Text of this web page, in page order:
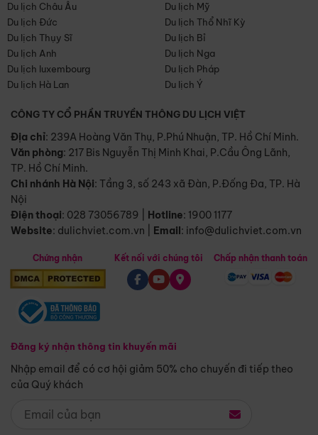
Du lịch Châu Âu
Du lịch Mỹ
Du lịch Đức
Du lịch Thổ Nhĩ Kỳ
Du lịch Thụy Sĩ
Du lịch Bỉ
Du lịch Anh
Du lịch Nga
Du lịch luxembourg
Du lịch Pháp
Du lịch Hà Lan
Du lịch Ý
CÔNG TY CỔ PHẦN TRUYỀN THÔNG DU LỊCH VIỆT
Địa chỉ: 239A Hoàng Văn Thụ, P.Phú Nhuận, TP. Hồ Chí Minh.
Văn phòng: 217 Bis Nguyễn Thị Minh Khai, P.Cầu Ông Lãnh,
TP. Hồ Chí Minh.
Chi nhánh Hà Nội: Tầng 3, số 243 xã Đàn, P.Đống Đa, TP. Hà
Nội
Điện thoại: 028 73056789 Hotline: 1900 1177
Website: dulichviet.com.vn Email: info@dulichviet.com.vn
Chứng nhận
Đăng ký nhận thông tin khuyến mãi
Nhập email để có cơ hội giảm 50% cho chuyến đi tiếp theo
của Quý khách
Kết nối với chúng tôi Chấp nhận thanh toán